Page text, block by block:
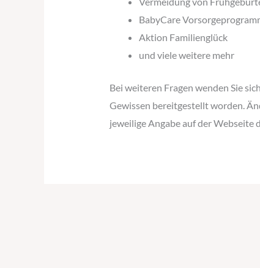
BabyCare
Aktion Familienglück
und viele weitere mehr
Bei weiteren Fragen wenden Sie
Gewissen bereitgestellt worden.
jeweilige Angabe auf der Webseite